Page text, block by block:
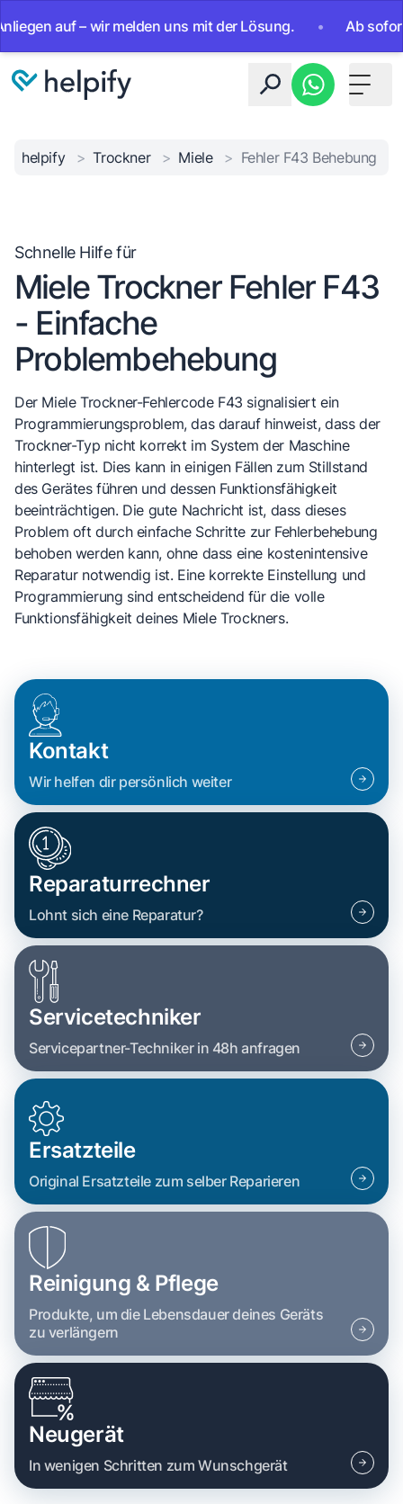
auf – wir melden uns mit der Lösung. • Ab sofort 24/
Toggle
helpify > Trockner > Miele > Fehler F43 Behebung
Schnelle Hilfe für
Miele Trockner Fehler F43
- Einfache
Problembehebung
Der Miele Trockner-Fehlercode F43 signalisiert ein
Programmierungsproblem, das darauf hinweist, dass der
Trockner-Typ nicht korrekt im System der Maschine
hinterlegt ist. Dies kann in einigen Fällen zum Stillstand
des Gerätes führen und dessen Funktionsfähigkeit
beeinträchtigen. Die gute Nachricht ist, dass dieses
Problem oft durch einfache Schritte zur Fehlerbehebung
behoben werden kann, ohne dass eine kostenintensive
Reparatur notwendig ist. Eine korrekte Einstellung und
Programmierung sind entscheidend für die volle
Funktionsfähigkeit deines Miele Trockners.
Kontakt
Wir helfen dir persönlich weiter
Reparaturrechner
Lohnt sich eine Reparatur?
Servicetechniker
Servicepartner-Techniker in 48h anfragen
Ersatzteile
Original Ersatzteile zum selber Reparieren
Reinigung & Pflege
Produkte, um die Lebensdauer deines Geräts
zu verlängern
Neugerät
In wenigen Schritten zum Wunschgerät